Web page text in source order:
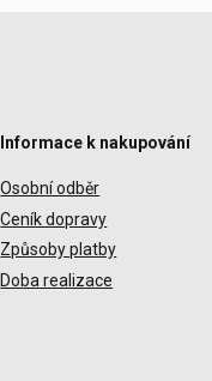
Informace k nakupování
Osobní odběr
Ceník dopravy
Způsoby platby
Doba realizace